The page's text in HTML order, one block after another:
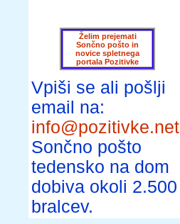
Želim prejemati
Sončno pošto in
novice spletnega
portala Pozitivke
Vpiši se ali pošlji
email na:
info@pozitivke.net
Sončno pošto
tedensko na dom
dobiva okoli 2.500
bralcev.